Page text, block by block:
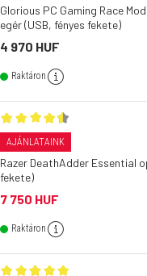
Glorious PC Gaming Race
egér (USB, fényes fekete)
4 970 HUF
Raktáron info
AJÁNLATAINK
Razer DeathAdder Essential
fekete)
7 750 HUF
Raktáron info